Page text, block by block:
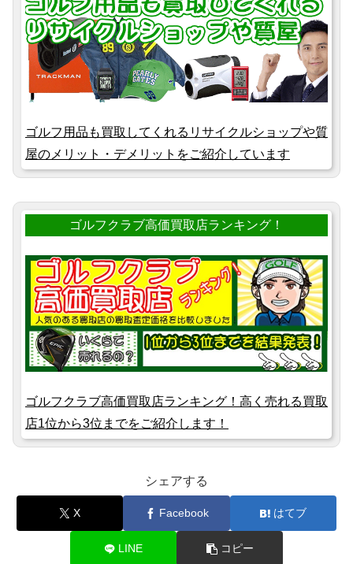
ゴルフ用品も買取してくれるリサイクルショップや質
屋のメリット・デメリットをご紹介しています
ゴルフクラブ高価買取店ランキング！
ゴルフクラブ高価買取店ランキング！高く売れる買取
店1位から3位までをご紹介します！
シェアする
X Facebook はてブ
LINE コピー